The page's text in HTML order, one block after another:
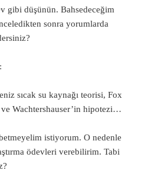
gibi düşünün. Bahsedeceğim
sonra yorumlarda
sıcak su kaynağı teorisi, Fox
Wachtershauser’in hipotezi…
istiyorum. O nedenle
ödevleri verebilirim. Tabi